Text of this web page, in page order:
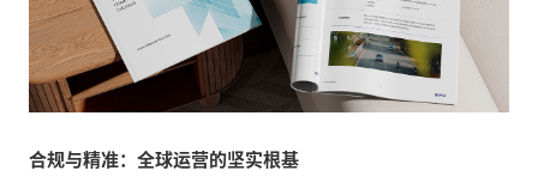
合规与精准：全球运营的坚实根基